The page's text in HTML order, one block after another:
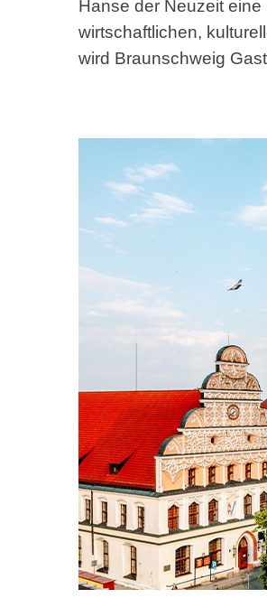
Hanse der Neuzeit
wirtschaftlichen,
wird Braunschweig